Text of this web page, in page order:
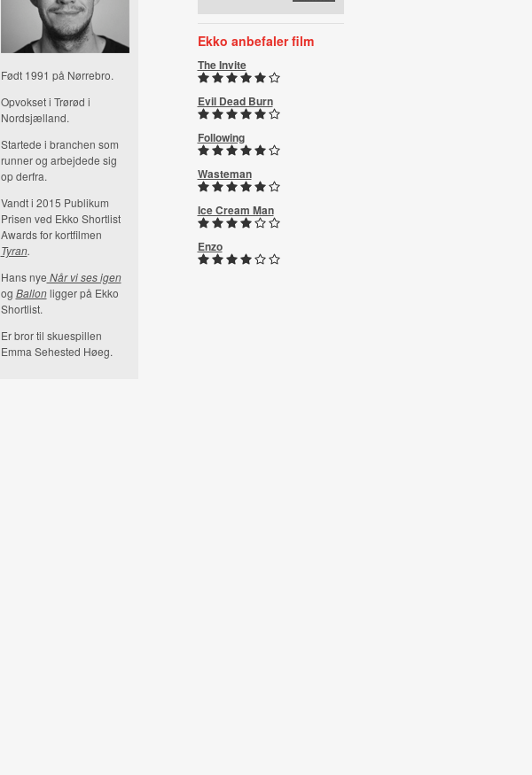
Født 1991 på Nørrebro.
Opvokset i Trørød i
Nordsjælland.
Startede i branchen som
runner og arbejdede sig
op derfra.
Vandt i 2015 Publikum
Prisen ved Ekko Shortlist
Awards for kortfilmen
Tyran.
Hans nye Når vi ses igen
og Ballonligger på Ekko
Shortlist.
Er bror til skuespillen
Emma Sehested Høeg.
Ekko anbefaler film
The Invite
Evil Dead Burn
Following
Wasteman
Ice Cream Man
Enzo